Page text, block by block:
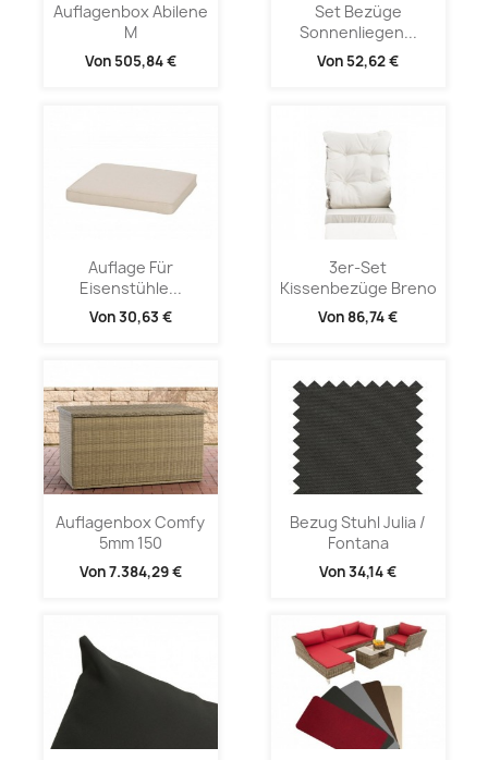
Auflagenbox Abilene
M
Von 505,84 €
Set Bezüge
Sonnenliegen...
Von 52,62 €
Auflage Für
Eisenstühle...
Von30,63 €
3er-Set
Kissenbezüge Breno
Von 86,74 €
Auflagenbox Comfy
5mm 150
Von7.384,29 €
Bezug Stuhl Julia /
Fontana
Von34,14 €